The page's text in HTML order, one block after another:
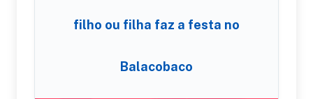
filho ou filha faz a festa no
Balacobaco